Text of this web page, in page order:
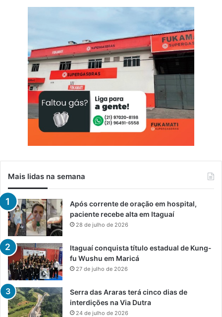
Mais lidas na semana
Após corrente de oração em hospital,
paciente recebe alta em Itaguaí
28 de julho de 2026
Itaguaí conquista título estadual de Kung-
fu Wushu em Maricá
27 de julho de 2026
Serra das Araras terá cinco dias de
interdições na Via Dutra
24 de julho de 2026